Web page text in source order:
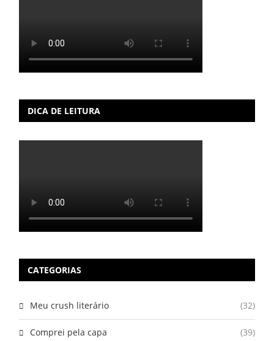
DICA DE LEITURA
CATEGORIAS
Meu crush literário (32)
Comprei pela capa (39)